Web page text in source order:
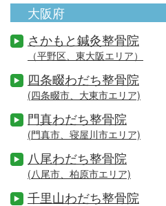
大阪府
さかもと鍼灸整骨院
（平野区、東大阪エリア）
四条畷わだち整骨院
(四条畷市、大東市エリア)
門真わだち整骨院
(門真市、寝屋川市エリア)
八尾わだち整骨院
(八尾市、柏原市エリア)
千里山わだち整骨院